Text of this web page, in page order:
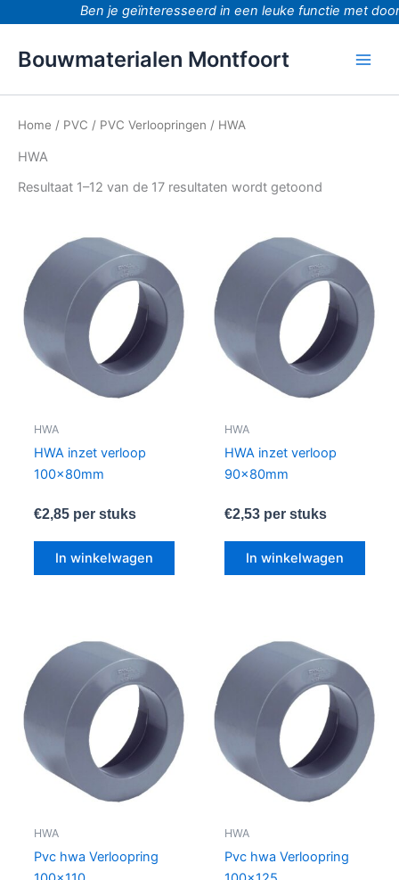
Ben je geïnteresseerd in een leuke functie met
Bouwmaterialen Montfoort
Home / PVC / PVC Verloopringen / HWA
HWA
Resultaat 1–12 van de 17 resultaten wordt getoond
HWA
HWA inzet verloop
100x80mm
€2,85per stuks
In winkelwagen
HWA
HWA inzet verloop
90x80mm
€2,53per stuks
In winkelwagen
HWA
Pvc hwa Verloopring
HWA
Pvc hwa Verloopring